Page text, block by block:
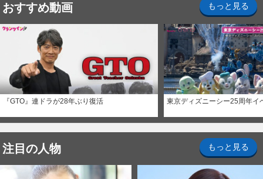
おすすめ動画 もっと見る
『GTO』連ドラが28年ぶり復活 東京ディズニーシー25周年イ
注目の人物 もっと見る